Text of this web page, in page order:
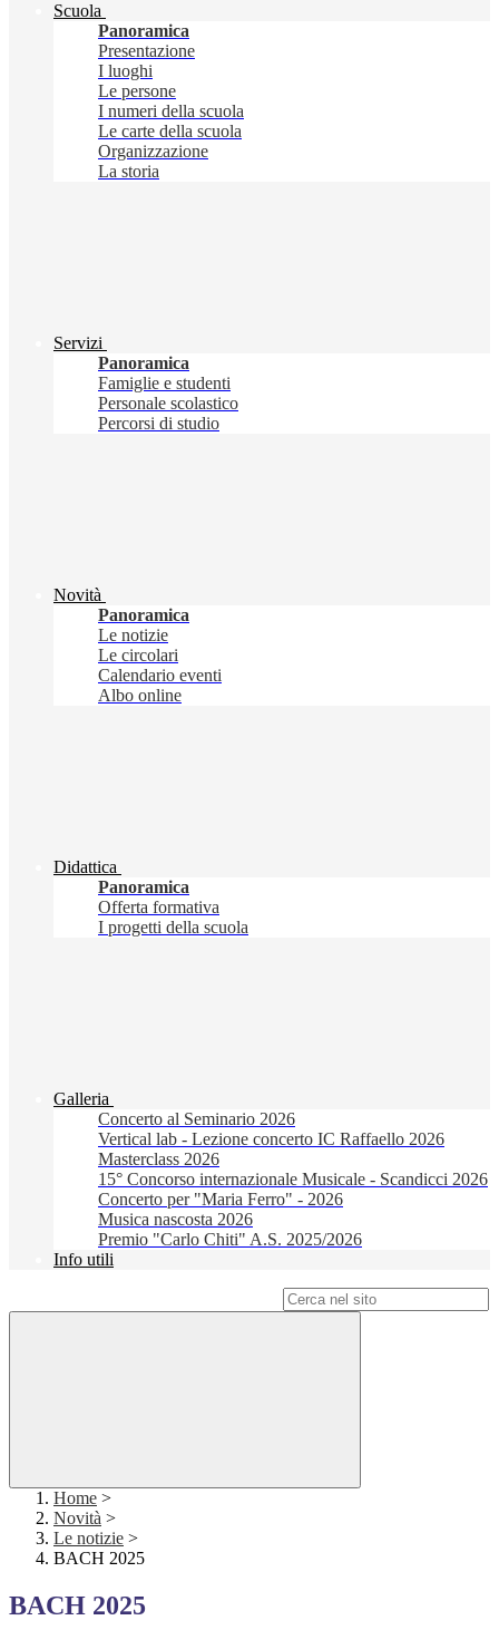
Scuola
Panoramica
Presentazione
I luoghi
Le persone
I numeri della scuola
Le carte della scuola
Organizzazione
La storia
Servizi
Panoramica
Famiglie e studenti
Personale scolastico
Percorsi di studio
Novità
Panoramica
Le notizie
Le circolari
Calendario eventi
Albo online
Didattica
Panoramica
Offerta formativa
I progetti della scuola
Galleria
Concerto al Seminario 2026
Vertical lab - Lezione concerto IC Raffaello 2026
Masterclass 2026
15° Concorso internazionale Musicale - Scandicci 2026
Concerto per "Maria Ferro" - 2026
Musica nascosta 2026
Premio "Carlo Chiti" A.S. 2025/2026
Info utili
Home >
Novità >
Le notizie >
BACH 2025
BACH 2025